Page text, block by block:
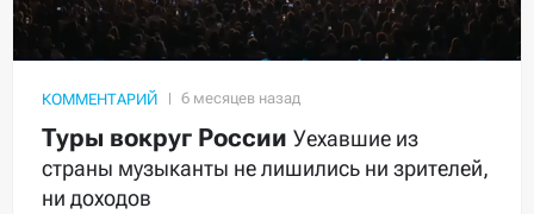
КОММЕНТАРИЙ
Туры вокруг России Уехавшие из
страны музыканты не лишились ни зрителей,
ни доходов